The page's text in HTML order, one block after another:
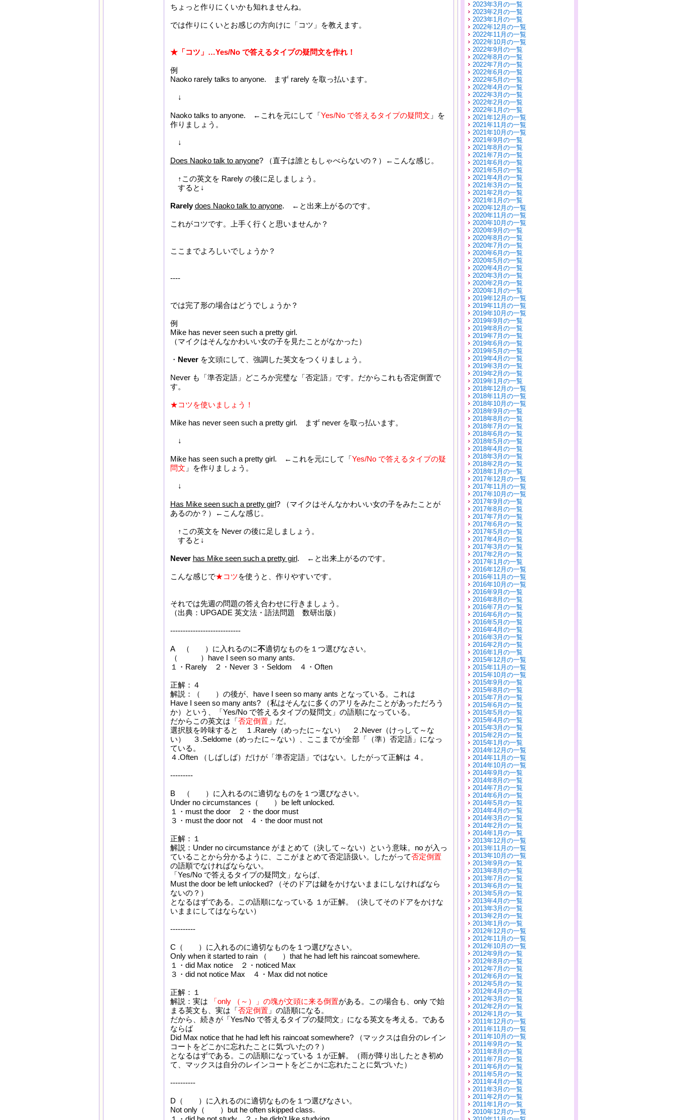
ちょっと作りにくいかも知れませんね。
では作りにくいとお感じの方向けに「コツ」を教えます。
★「コツ」…Yes/No で答えるタイプの疑問文を作れ！
例
Naoko rarely talks to anyone. まず rarely を取っ払います。
↓
Naoko talks to anyone. ←これを元にして「Yes/No で答えるタイプの疑問文 」を
作りましょう。
↓
Does Naoko talk to anyone? （直子は誰ともしゃべらないの？）←こんな感じ。
↑この英文を Rarely の後に足しましょう。
すると↓
Rarely does Naoko talk to anyone. ←と出来上がるのです。
これがコツです。上手く行くと思いませんか？
ここまでよろしいでしょうか？
----
では完了形の場合はどうでしょうか？
例
Mike has never seen such a pretty girl.
（マイクはそんなかわいい女の子を見たことがなかった）
・ Never を文頭にして、強調した英文をつくりましょう。
Never も「準否定語」どころか完璧な「否定語」です。だからこれも否定倒置で
す。
★コツを使いましょう！
Mike has never seen such a pretty girl. まず never を取っ払います。
↓
Mike has seen such a pretty girl. ←これを元にして「Yes/No で答えるタイプの疑
問文 」を作りましょう。
↓
Has Mike seen such a pretty girl? （マイクはそんなかわいい女の子をみたことが
あるのか？）←こんな感じ。
↑この英文を Never の後に足しましょう。
すると↓
Never has Mike seen such a pretty girl. ←と出来上がるのです。
こんな感じで★コツを使うと、作りやすいです。
それでは先週の問題の答え合わせに行きましょう。
（出典：UPGADE 英文法・語法問題 数研出版）
----------------------------
A （ ）に入れるのに不適切なものを１つ選びなさい。
（ ）have I seen so many ants.
１・Rarely ２・Never ３・Seldom ４・Often
正解：４
解説：（ ）の後が、have I seen so many ants となっている。これは
Have I seen so many ants? （私はそんなに多くのアリをみたことがあっただろう
か）という、「Yes/No で答えるタイプの疑問文」の語順になっている。
だからこの英文は「否定倒置」だ。
選択肢を吟味すると １.Rarely（めったに～ない） ２.Never（けっして～な
い） ３.Seldome（めったに～ない）、ここまでが全部「（準）否定語」になっ
ている。
４.Often （しばしば）だけが「準否定語」ではない。したがって正解は ４。
---------
B （ ）に入れるのに適切なものを１つ選びなさい。
Under no circumstances（ ）be left unlocked.
１・must the door ２・the door must
３・must the door not ４・the door must not
正解：１
解説：Under no circumstance がまとめて（決して～ない）という意味。no が入っ
ていることから分かるように、ここがまとめて否定語扱い。したがって否定倒置
の語順でなければならない。
「Yes/No で答えるタイプの疑問文」ならば、
Must the door be left unlocked? （そのドアは鍵をかけないままにしなければなら
ないの？）
となるはずである。この語順になっている １が正解。（決してそのドアをかけな
いままにしてはならない）
----------
C（ ）に入れるのに適切なものを１つ選びなさい。
Only when it started to rain （ ）that he had left his raincoat somewhere.
１・did Max notice ２・noticed Max
３・did not notice Max ４・Max did not notice
正解：１
解説：実は
「only （～）」の塊が文頭に来る倒置がある。この場合も、only で始
まる英文も、実は「否定倒置」の語順になる。
だから、続きが「Yes/No で答えるタイプの疑問文」になる英文を考える。である
ならば
Did Max notice that he had left his raincoat somewhere? （マックスは自分のレイン
コートをどこかに忘れたことに気づいたの？）
となるはずである。この語順になっている １が正解。（雨が降り出したとき初め
て、マックスは自分のレインコートをどこかに忘れたことに気づいた）
----------
D（ ）に入れるのに適切なものを１つ選びなさい。
Not only（ ）but he often skipped class.
2023年3月の一覧
2023年2月の一覧
2023年1月の一覧
2022年12月の一覧
2022年11月の一覧
2022年10月の一覧
2022年9月の一覧
2022年8月の一覧
2022年7月の一覧
2022年6月の一覧
2022年5月の一覧
2022年4月の一覧
2022年3月の一覧
2022年2月の一覧
2022年1月の一覧
2021年12月の一覧
2021年11月の一覧
2021年10月の一覧
2021年9月の一覧
2021年8月の一覧
2021年7月の一覧
2021年6月の一覧
2021年5月の一覧
2021年4月の一覧
2021年3月の一覧
2021年2月の一覧
2021年1月の一覧
2020年12月の一覧
2020年11月の一覧
2020年10月の一覧
2020年9月の一覧
2020年8月の一覧
2020年7月の一覧
2020年6月の一覧
2020年5月の一覧
2020年4月の一覧
2020年3月の一覧
2020年2月の一覧
2020年1月の一覧
2019年12月の一覧
2019年11月の一覧
2019年10月の一覧
2019年9月の一覧
2019年8月の一覧
2019年7月の一覧
2019年6月の一覧
2019年5月の一覧
2019年4月の一覧
2019年3月の一覧
2019年2月の一覧
2019年1月の一覧
2018年12月の一覧
2018年11月の一覧
2018年10月の一覧
2018年9月の一覧
2018年8月の一覧
2018年7月の一覧
2018年6月の一覧
2018年5月の一覧
2018年4月の一覧
2018年3月の一覧
2018年2月の一覧
2018年1月の一覧
2017年12月の一覧
2017年11月の一覧
2017年10月の一覧
2017年9月の一覧
2017年8月の一覧
2017年7月の一覧
2017年6月の一覧
2017年5月の一覧
2017年4月の一覧
2017年3月の一覧
2017年2月の一覧
2017年1月の一覧
2016年12月の一覧
2016年11月の一覧
2016年10月の一覧
2016年9月の一覧
2016年8月の一覧
2016年7月の一覧
2016年6月の一覧
2016年5月の一覧
2016年4月の一覧
2016年3月の一覧
2016年2月の一覧
2016年1月の一覧
2015年12月の一覧
2015年11月の一覧
2015年10月の一覧
2015年9月の一覧
2015年8月の一覧
2015年7月の一覧
2015年6月の一覧
2015年5月の一覧
2015年4月の一覧
2015年3月の一覧
2015年2月の一覧
2015年1月の一覧
2014年12月の一覧
2014年11月の一覧
2014年10月の一覧
2014年9月の一覧
2014年8月の一覧
2014年7月の一覧
2014年6月の一覧
2014年5月の一覧
2014年4月の一覧
2014年3月の一覧
2014年2月の一覧
2014年1月の一覧
2013年12月の一覧
2013年11月の一覧
2013年10月の一覧
2013年9月の一覧
2013年8月の一覧
2013年7月の一覧
2013年6月の一覧
2013年5月の一覧
2013年4月の一覧
2013年3月の一覧
2013年2月の一覧
2013年1月の一覧
2012年12月の一覧
2012年11月の一覧
2012年10月の一覧
2012年9月の一覧
2012年8月の一覧
2012年7月の一覧
2012年6月の一覧
2012年5月の一覧
2012年4月の一覧
2012年3月の一覧
2012年2月の一覧
2012年1月の一覧
2011年12月の一覧
2011年11月の一覧
2011年10月の一覧
2011年9月の一覧
2011年8月の一覧
2011年7月の一覧
2011年6月の一覧
2011年5月の一覧
2011年4月の一覧
2011年3月の一覧
2011年2月の一覧
2011年1月の一覧
2010年12月の一覧